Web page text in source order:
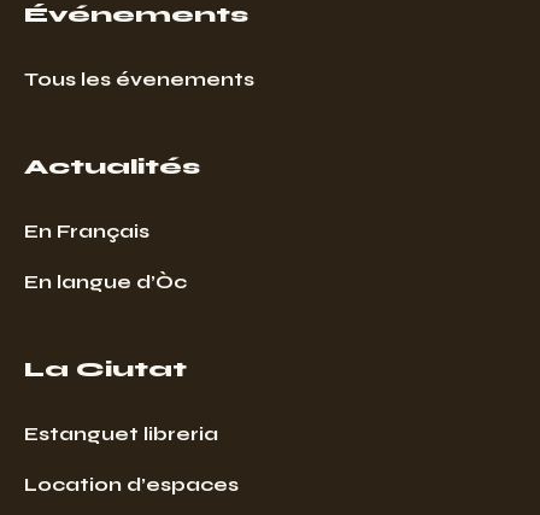
Événements
Tous les évenements
Actualités
En Français
En langue d’Òc
La Ciutat
Estanguet libreria
Location d’espaces